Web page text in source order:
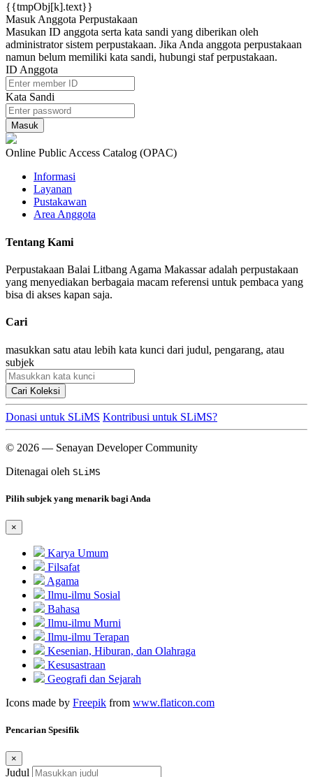
{{tmpObj[k].text}}
Masuk Anggota Perpustakaan
Masukan ID anggota serta kata sandi yang diberikan oleh
administrator sistem perpustakaan. Jika Anda anggota perpustakaan
namun belum memiliki kata sandi, hubungi staf perpustakaan.
ID Anggota
Kata Sandi
Online Public Access Catalog (OPAC)
Informasi
Layanan
Pustakawan
Area Anggota
Tentang Kami
Perpustakaan Balai Litbang Agama Makassar adalah perpustakaan
yang menyediakan berbagaia macam referensi untuk pembaca yang
bisa di akses kapan saja.
Cari
masukkan satu atau lebih kata kunci dari judul, pengarang, atau
subjek
Cari Koleksi
Donasi untuk SLiMS Kontribusi untuk SLiMS?
© 2026 — Senayan Developer Community
Ditenagai oleh SLiMS
Pilih subjek yang menarik bagi Anda
×
Karya Umum
Filsafat
Agama
Ilmu-ilmu Sosial
Bahasa
Ilmu-ilmu Murni
Ilmu-ilmu Terapan
Kesenian, Hiburan, dan Olahraga
Kesusastraan
Geografi dan Sejarah
Icons made by Freepik from www.flaticon.com
Pencarian Spesifik
×
Judul